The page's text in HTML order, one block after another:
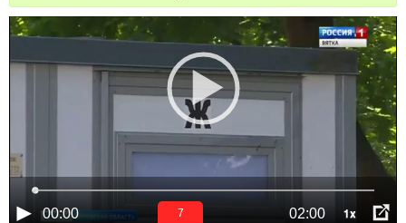
00:00 02:00 1x
6